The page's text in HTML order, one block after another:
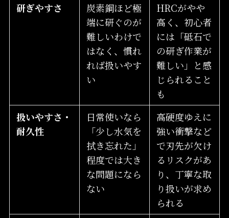
研ぎやすさ
炭素鋼ほど極
端に研ぐのが
難しいわけで
はなく、慣れ
れば扱いやす
い
HRCがやや
高く、初心者
には「砥石で
の研ぎ作業が
難しい」と感
じられること
も
扱いやすさ・
耐久性
日常使いなら
「少し水気を
拭き忘れた」
程度では大き
な問題になら
ない
高硬度ゆえに
強い衝撃など
で刃先が欠け
るリスクがあ
り、丁寧な取
り扱いが求め
られる